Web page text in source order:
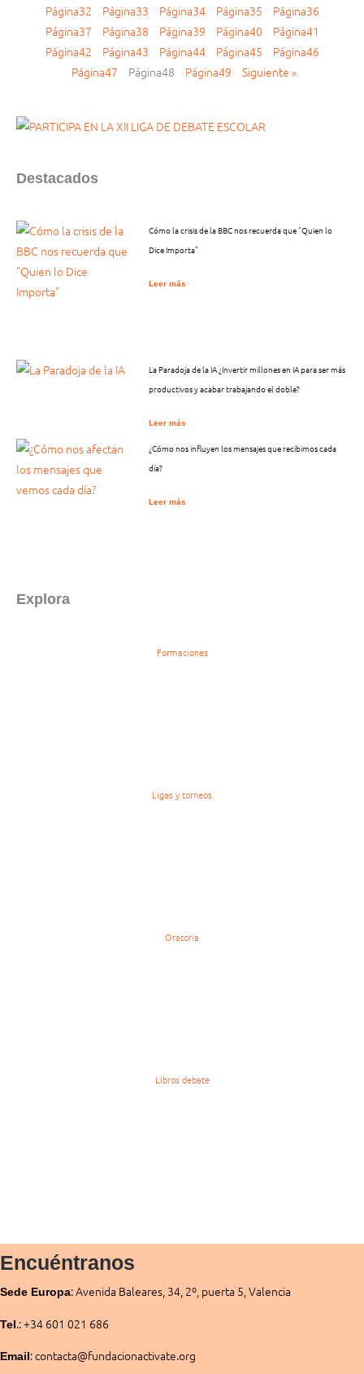
Página32 Página33 Página34 Página35 Página36
Página37 Página38 Página39 Página40 Página41
Página42 Página43 Página44 Página45 Página46
Página47 Página48 Página49 Siguiente »
Destacados
Cómo la crisis de la BBC nos recuerda que “Quien lo
Dice Importa”
Leer más
La Paradoja de la IA ¿Invertir millones en IA para ser más
productivos y acabar trabajando el doble?
Leer más
¿Cómo nos influyen los mensajes que recibimos cada
día?
Leer más
Explora
Formaciones
Ligas y torneos
Oratoria
Libros debate
Encuéntranos
Sede Europa:Avenida Baleares, 34, 2º, puerta 5, Valencia
Tel.: +34 601 021 686
Email : contacta@fundacionactivate.org